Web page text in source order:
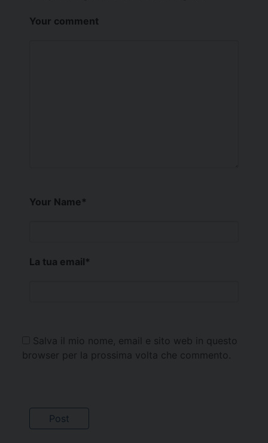
Your comment
Your Name*
La tua email*
Salva il mio nome, email e sito web in questo
browser per la prossima volta che commento.